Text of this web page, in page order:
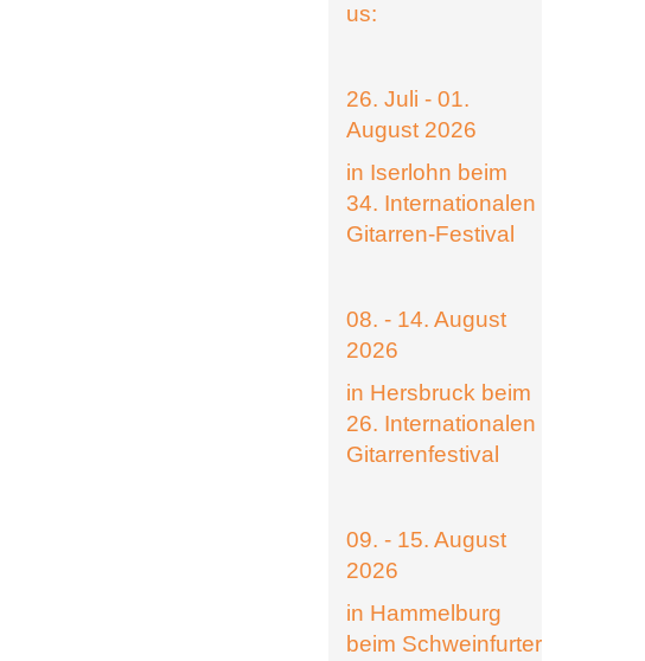
us:
26. Juli - 01.
August 2026
in Iserlohn beim
34. Internationalen
Gitarren-Festival
08. - 14. August
2026
in Hersbruck beim
26. Internationalen
Gitarrenfestival
09. - 15. August
2026
in Hammelburg
beim Schweinfurter